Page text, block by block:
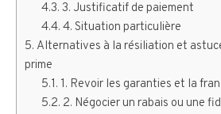
3. Justificatif de paiement
4. Situation particulière
Alternatives à la résiliation et
prime
1. Revoir les garanties et la
2. Négocier un rabais ou une